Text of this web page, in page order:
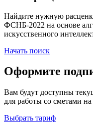
Найдите нужную
ФСНБ-2022 на основе
искусственного
Начать поиск
Оформите
Вам будут доступны
для работы со сметами
Выбрать тариф